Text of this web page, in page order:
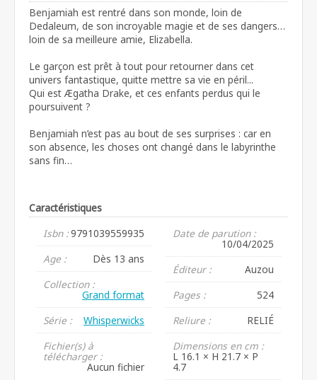
Benjamiah est rentré dans son monde, loin de
Dedaleum, de son incroyable magie et de ses dangers…
loin de sa meilleure amie, Elizabella.
Le garçon est prêt à tout pour retourner dans cet
univers fantastique, quitte mettre sa vie en péril...
Qui est Ægatha Drake, et ces enfants perdus qui le
poursuivent ?
Benjamiah n’est pas au bout de ses surprises : car en
son absence, les choses ont changé dans le labyrinthe
sans fin…
Caractéristiques
Isbn :9791039559935
Age :
Dès 13 ans
Collection :
Grand format
Série :
Whisperwicks
Fichier(s) à
télécharger :
Aucun fichier
Date de parution :
10/04/2025
Éditeur :
Auzou
Pages :
524
Reliure :
RELIÉ
Dimensions en cm :
L 16.1 × H 21.7 × P
4.7